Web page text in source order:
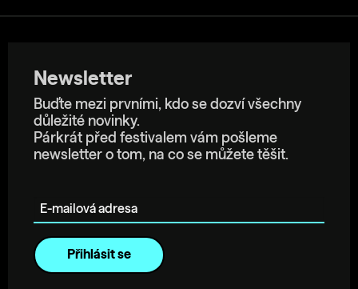
Newsletter
Buďte mezi prvními, kdo se dozví všechny
důležité novinky.
Párkrát před festivalem vám pošleme
newsletter o tom, na co se můžete těšit.